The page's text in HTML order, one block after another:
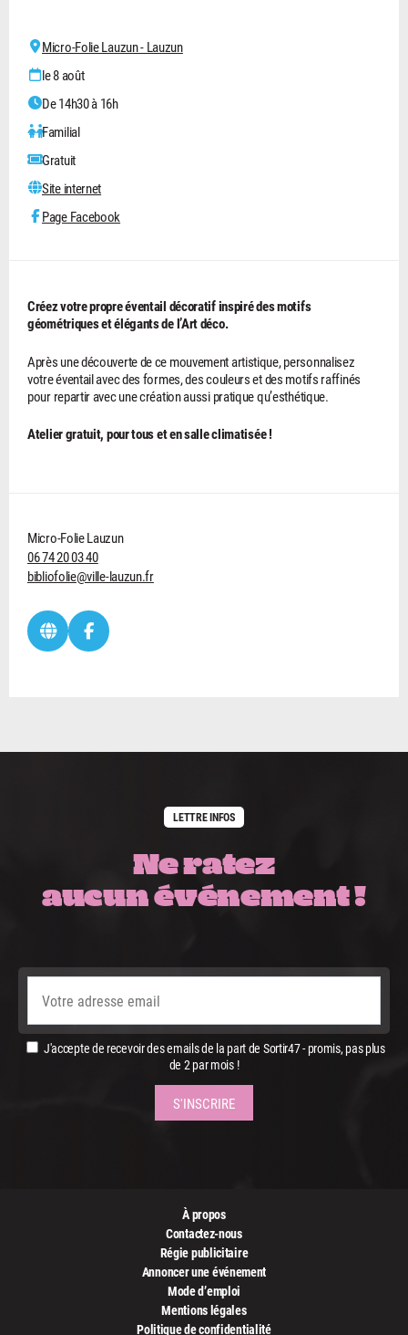
Micro-Folie Lauzun - Lauzun
le 8 août
De 14h30 à 16h
Familial
Gratuit
Site internet
Page Facebook
Créez votre propre éventail décoratif inspiré des motifs
géométriques et élégants de l’Art déco.
Après une découverte de ce mouvement artistique, personnalisez
votre éventail avec des formes, des couleurs et des motifs raffinés
pour repartir avec une création aussi pratique qu’esthétique.
Atelier gratuit, pour tous et en salle climatisée !
Micro-Folie Lauzun
06 74 20 03 40
bibliofolie@ville-lauzun.fr
LETTRE INFOS
Ne ratez
aucun événement !
J'accepte de recevoir des emails de la part de Sortir47 - promis, pas plus
de 2 par mois !
À propos
Contactez-nous
Régie publicitaire
Annoncer une événement
Mode d’emploi
Mentions légales
Politique de confidentialité